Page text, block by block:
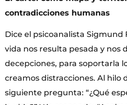
contradicciones humanas
Dice el psicoanalista Sigmund
vida nos resulta pesada y nos
decepciones, para soportarla
creamos distracciones. Al hilo
siguiente pregunta: “¿Qué